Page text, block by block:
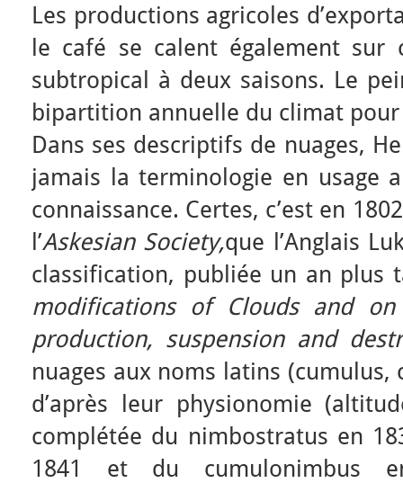
Les productions agricoles
le café se calent également sur
subtropical à deux saisons. Le
bipartition annuelle du climat
Dans ses descriptifs de nuages,
jamais la terminologie en usage
connaissance. Certes, c’est en
l’Askesian Society,que l’Anglais
classification, publiée un an
modifications of Clouds and
production, suspension and
nuages aux noms latins
d’après leur physionomie
complétée du nimbostratus en
1841 et du cumulonimbus